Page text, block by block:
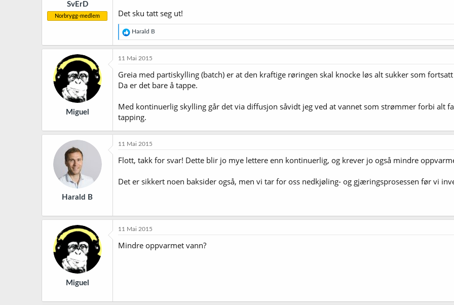
SvErD
Norbrygg-medlem Det sku tatt seg ut!
R
e
a
k
j
o
n
r
Harald B
Miguel
11 Mai 2015
Greia med partiskylling (batch) er at den kraftige røringen skal knocke løs alt sukker som
Da er det bare å tappe.
Med kontinuerlig skylling går det via diffusjon såvidt jeg ved at vannet som strømmer forbi alt
tapping.
Harald B
11 Mai 2015
Flott, takk for svar! Dette blir jo mye lettere enn kontinuerlig, og krever jo også mindre
Det er sikkert noen baksider også, men vi tar for oss nedkjøling- og gjæringsprosessen før vi
Miguel
11 Mai 2015
Mindre oppvarmet vann?